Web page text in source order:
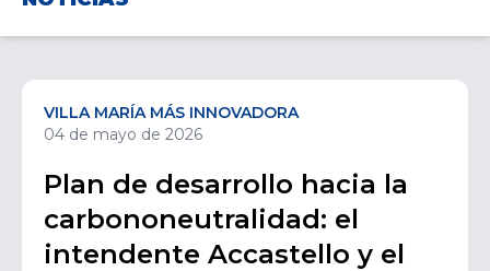
VILLA MARÍA MÁS INNOVADORA
04 de mayo de 2026
Plan de desarrollo hacia la
carbononeutralidad: el
intendente Accastello y el